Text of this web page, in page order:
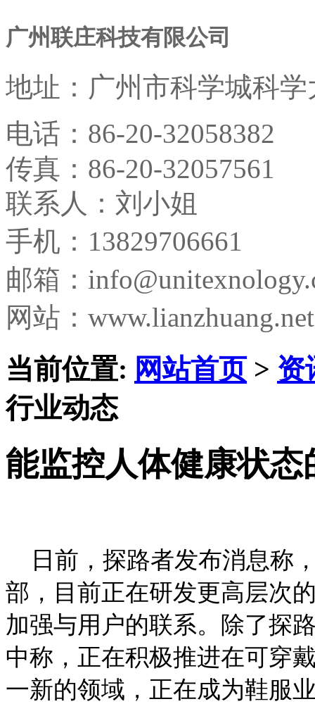
广州联庄科技有限公司
地址： 广州市科学城科
电话： 86-20-32058382
传真： 86-20-32057561
联系人：刘小姐
手机：13829706661
邮箱：
网站：www.lianzhuang.net
当前位置: 网站首页> 资
行业动态
能监控人体健康状态
日前，探路者发布消息称
部，目前正在研发更高层次
加强与用户的联系。除了探
中称，正在积极推进在可穿
一新的领域，正在成为鞋服